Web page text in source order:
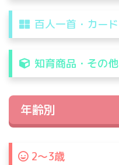
百人一首・カード
知育商品・その他
年齢別
2〜3歳